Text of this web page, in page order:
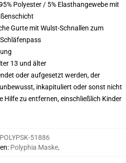
Polyester / 5% Elasthangewebe mit
Gurte mit Wulst-Schnallen zum
13 und älter
oder aufgesetzt werden, der
inkapituliert oder sonst nicht
Hilfe zu entfernen, einschließlich Kinder
POLYPSK-51886
: Polyphia Maske,